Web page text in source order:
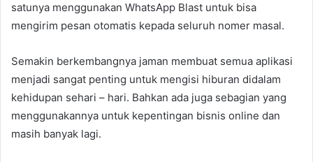
satunya menggunakan WhatsApp Blast untuk bisa
mengirim pesan otomatis kepada seluruh nomer masal.
Semakin berkembangnya jaman membuat semua aplikasi
menjadi sangat penting untuk mengisi hiburan didalam
kehidupan sehari – hari. Bahkan ada juga sebagian yang
menggunakannya untuk kepentingan bisnis online dan
masih banyak lagi.